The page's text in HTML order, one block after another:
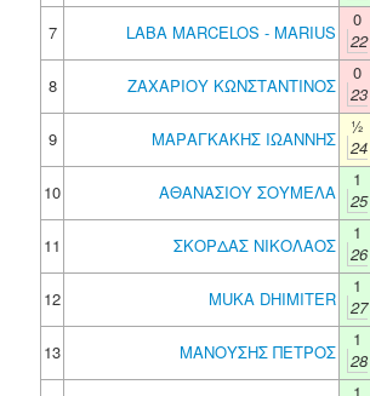
7 LABA MARCELOS - MARIUS
0
22
8 ΖΑΧΑΡΙΟΥ ΚΩΝΣΤΑΝΤΙΝΟΣ
0
23
9
ΜΑΡΑΓΚΑΚΗΣ ΙΩΑΝΝΗΣ
½
24
10
ΑΘΑΝΑΣΙΟΥ ΣΟΥΜΕΛΑ
1
25
11
ΣΚΟΡΔΑΣ ΝΙΚΟΛΑΟΣ
1
26
12 MUKA DHIMITER
1
27
13
ΜΑΝΟΥΣΗΣ ΠΕΤΡΟΣ
1
28